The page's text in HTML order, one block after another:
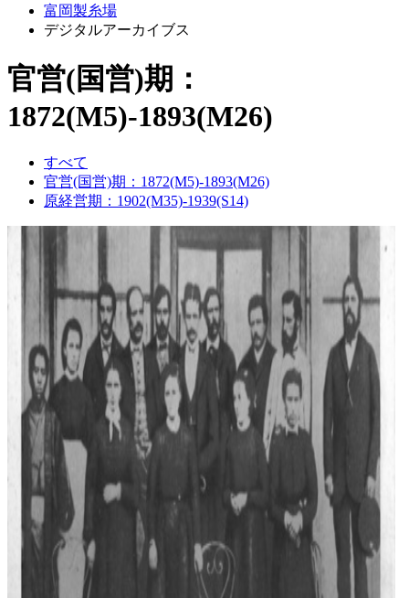
富岡製糸場
デジタルアーカイブス
官営(国営)期：
1872(M5)-1893(M26)
すべて
官営(国営)期：1872(M5)-1893(M26)
原経営期：1902(M35)-1939(S14)